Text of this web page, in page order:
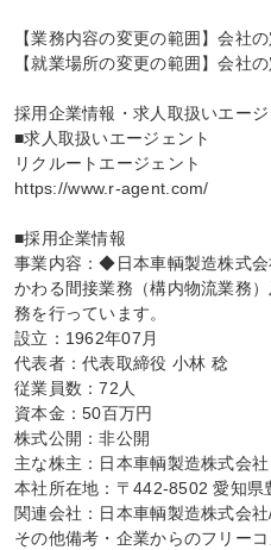
【業務内容の変更の範囲】会社
【就業場所の変更の範囲】会社
採用企業情報・求人取扱いエージ
■求人取扱いエージェント
リクルートエージェント
https://www.r-agent.com/
■採用企業情報
事業内容：◆日本車輌製造株式
かわる間接業務（構内物流業務
務を行っています。
設立：1962年07月
代表者：代表取締役 小林 稔
従業員数：72人
資本金：50百万円
株式公開：非公開
主な株主：日本車輌製造株式会
本社所在地：〒442-8502 愛知県
関連会社：日本車輌製造株式会
その他備考・企業からのフリー